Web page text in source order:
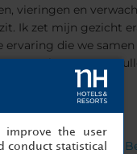
vieringen en
Ik zet mijn gezicht
die we
te proberen te
the user
conduct statistical